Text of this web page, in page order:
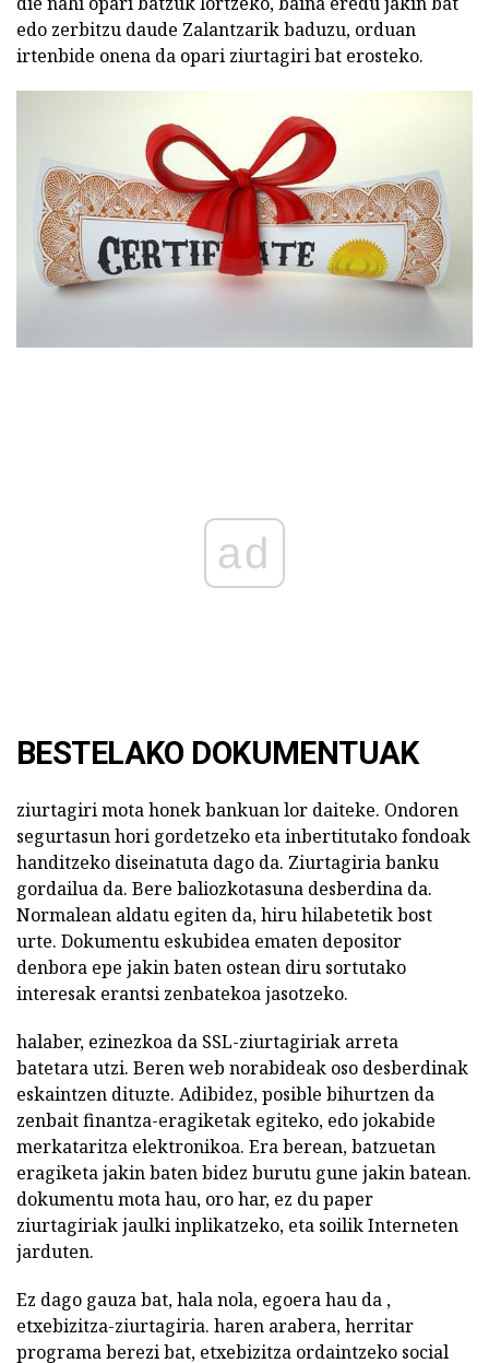
edo zerbitzu daude Zalantzarik baduzu, orduan
irtenbide onena da opari ziurtagiri bat erosteko.
ad
BESTELAKO DOKUMENTUAK
ziurtagiri mota honek bankuan lor daiteke. Ondoren
segurtasun hori gordetzeko eta inbertitutako fondoak
handitzeko diseinatuta dago da. Ziurtagiria banku
gordailua da. Bere baliozkotasuna desberdina da.
Normalean aldatu egiten da, hiru hilabetetik bost
urte. Dokumentu eskubidea ematen depositor
denbora epe jakin baten ostean diru sortutako
interesak erantsi zenbatekoa jasotzeko.
halaber, ezinezkoa da SSL-ziurtagiriak arreta
batetara utzi. Beren web norabideak oso desberdinak
eskaintzen dituzte. Adibidez, posible bihurtzen da
zenbait finantza-eragiketak egiteko, edo jokabide
merkataritza elektronikoa. Era berean, batzuetan
eragiketa jakin baten bidez burutu gune jakin batean.
dokumentu mota hau, oro har, ez du paper
ziurtagiriak jaulki inplikatzeko, eta soilik Interneten
jarduten.
Ez dago gauza bat, hala nola, egoera hau da ,
etxebizitza-ziurtagiria. haren arabera, herritar
programa berezi bat, etxebizitza ordaintzeko social